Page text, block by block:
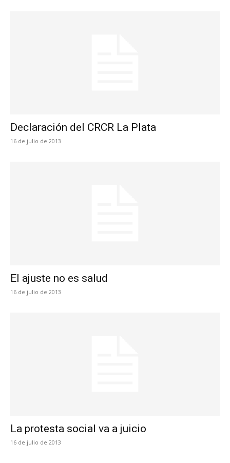
Declaración del CRCR La Plata
16 de julio de 2013
El ajuste no es salud
16 de julio de 2013
La protesta social va a juicio
16 de julio de 2013